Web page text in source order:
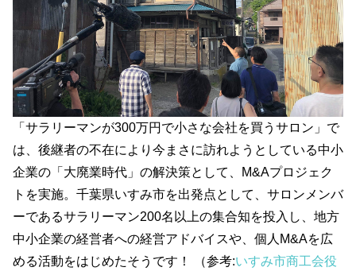
「サラリーマンが300万円で小さな会社を買うサロン」で
は、後継者の不在により今まさに訪れようとしている中小
企業の「大廃業時代」の解決策として、M&Aプロジェク
トを実施。千葉県いすみ市を出発点として、サロンメンバ
ーであるサラリーマン200名以上の集合知を投入し、地方
中小企業の経営者への経営アドバイスや、個人M&Aを広
める活動をはじめたそうです！ （参考:いすみ市商工会役